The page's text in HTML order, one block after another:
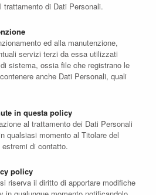
di Dati Personali.
ed alla manutenzione,
servizi terzi da essa utilizzati
sistema, ossia file che registrano le
anche Dati Personali, quali
in questa policy
al trattamento dei Dati Personali
qualsiasi momento al Titolare del
di contatto.
policy
riserva il diritto di apportare modifiche